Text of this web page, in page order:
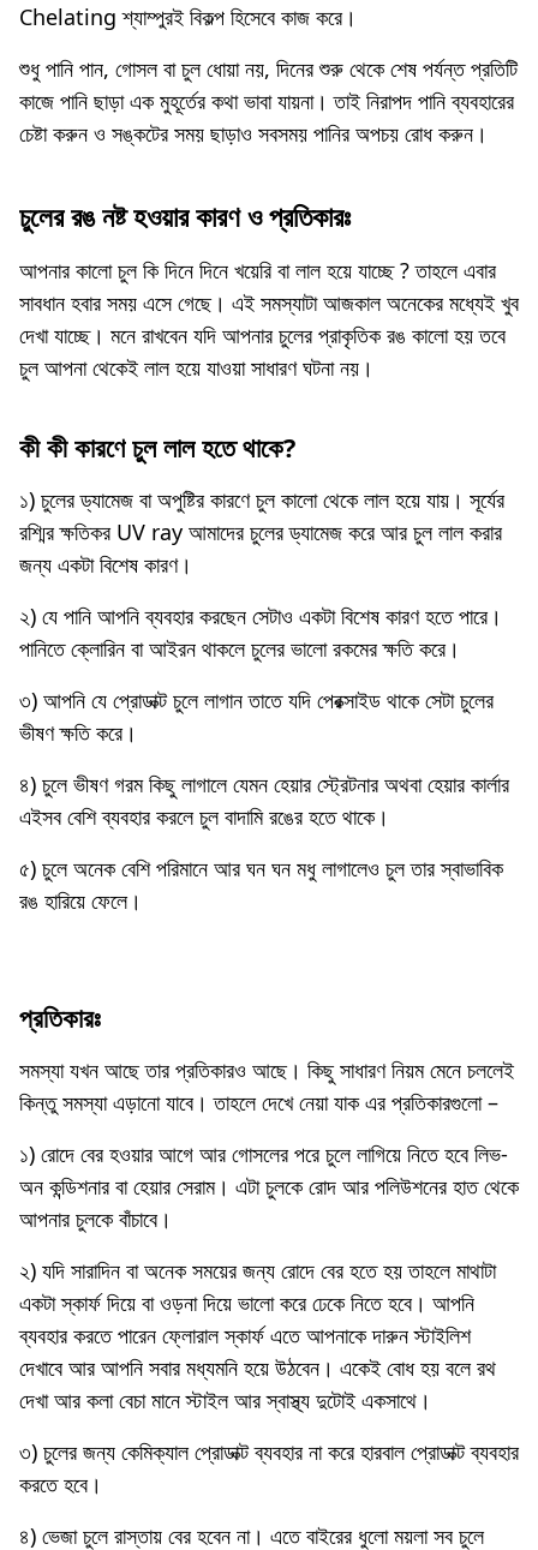
Chelating শ্যাম্পুরই বিকল্প হিসেবে কাজ করে।
শুধু পানি পান, গোসল বা চুল ধোয়া নয়, দিনের শুরু থেকে শেষ পর্যন্ত প্রতিটি
কাজে পানি ছাড়া এক মুহূর্তের কথা ভাবা যায়না। তাই নিরাপদ পানি ব্যবহারের
চেষ্টা করুন ও সঙ্কটের সময় ছাড়াও সবসময় পানির অপচয় রোধ করুন।
চুলের রঙ নষ্ট হওয়ার কারণ ও প্রতিকারঃ
আপনার কালো চুল কি দিনে দিনে খয়েরি বা লাল হয়ে যাচ্ছে ? তাহলে এবার
সাবধান হবার সময় এসে গেছে। এই সমস্যাটা আজকাল অনেকের মধ্যেই খুব
দেখা যাচ্ছে। মনে রাখবেন যদি আপনার চুলের প্রাকৃতিক রঙ কালো হয় তবে
চুল আপনা থেকেই লাল হয়ে যাওয়া সাধারণ ঘটনা নয়।
কী কী কারণে চুল লাল হতে থাকে?
১) চুলের ড্যামেজ বা অপুষ্টির কারণে চুল কালো থেকে লাল হয়ে যায়। সূর্যের
রশ্মির ক্ষতিকর UV ray আমাদের চুলের ড্যামেজ করে আর চুল লাল করার
জন্য একটা বিশেষ কারণ।
২) যে পানি আপনি ব্যবহার করছেন সেটাও একটা বিশেষ কারণ হতে পারে।
পানিতে ক্লোরিন বা আইরন থাকলে চুলের ভালো রকমের ক্ষতি করে।
৩) আপনি যে প্রোডাক্ট চুলে লাগান তাতে যদি পেরক্সাইড থাকে সেটা চুলের
ভীষণ ক্ষতি করে।
৪) চুলে ভীষণ গরম কিছু লাগালে যেমন হেয়ার স্ট্রেটনার অথবা হেয়ার কার্লার
এইসব বেশি ব্যবহার করলে চুল বাদামি রঙের হতে থাকে।
৫) চুলে অনেক বেশি পরিমানে আর ঘন ঘন মধু লাগালেও চুল তার স্বাভাবিক
রঙ হারিয়ে ফেলে।
প্রতিকারঃ
সমস্যা যখন আছে তার প্রতিকারও আছে। কিছু সাধারণ নিয়ম মেনে চললেই
কিন্তু সমস্যা এড়ানো যাবে। তাহলে দেখে নেয়া যাক এর প্রতিকারগুলো –
১) রোদে বের হওয়ার আগে আর গোসলের পরে চুলে লাগিয়ে নিতে হবে লিভ-
অন কন্ডিশনার বা হেয়ার সেরাম। এটা চুলকে রোদ আর পলিউশনের হাত থেকে
আপনার চুলকে বাঁচাবে।
২) যদি সারাদিন বা অনেক সময়ের জন্য রোদে বের হতে হয় তাহলে মাথাটা
একটা স্কার্ফ দিয়ে বা ওড়না দিয়ে ভালো করে ঢেকে নিতে হবে। আপনি
ব্যবহার করতে পারেন ফ্লোরাল স্কার্ফ এতে আপনাকে দারুন স্টাইলিশ
দেখাবে আর আপনি সবার মধ্যমনি হয়ে উঠবেন। একেই বোধ হয় বলে রথ
দেখা আর কলা বেচা মানে স্টাইল আর স্বাস্থ্য দুটোই একসাথে।
৩) চুলের জন্য কেমিক্যাল প্রোডাক্ট ব্যবহার না করে হারবাল প্রোডাক্ট ব্যবহার
করতে হবে।
৪) ভেজা চুলে রাস্তায় বের হবেন না। এতে বাইরের ধুলো ময়লা সব চুলে